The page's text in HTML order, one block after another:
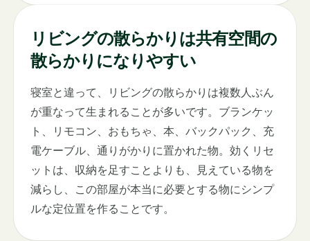
リビングの散らかりは共有空間の
散らかりになりやすい
寝室と違って、リビングの散らかりは複数人ぶん
が重なって生まれることが多いです。ブランケッ
ト、リモコン、おもちゃ、本、バックパック、充
電ケーブル、通りがかりに置かれた物。効くリセ
ットは、収納を足すことよりも、見えている物を
減らし、この部屋が本当に必要とする物にシンプ
ルな定位置を作ることです。